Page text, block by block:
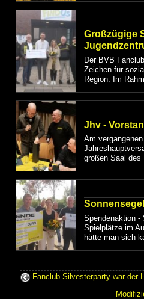
Großzügige
Der BVB
Zeichen für
Region. Im
Jhv -
Am
großen Saal des
Spendenaktion -
Spielplätze im
hätte man sich
Fanclub Silvesterparty war der